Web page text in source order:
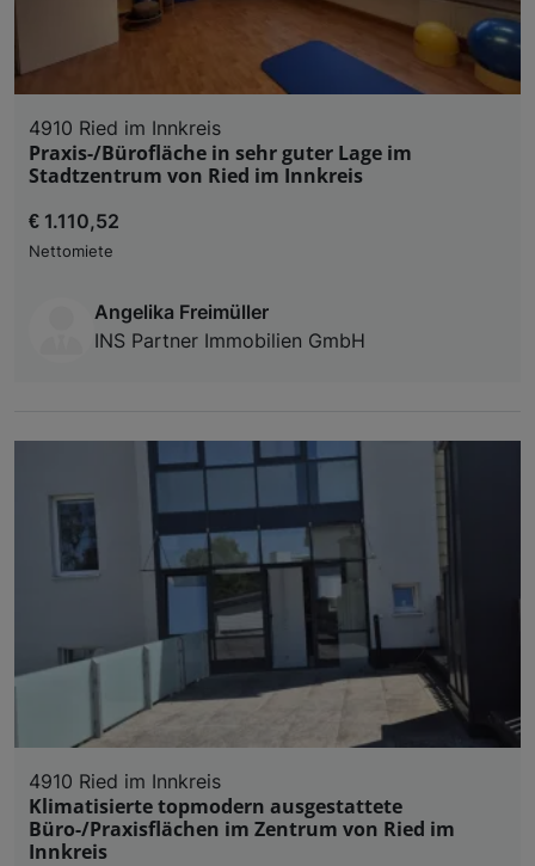
4910 Ried im Innkreis
Praxis-/Bürofläche in sehr guter Lage im
Stadtzentrum von Ried im Innkreis
€ 1.110,52
Nettomiete
Angelika Freimüller
INS Partner Immobilien GmbH
4910 Ried im Innkreis
Klimatisierte topmodern ausgestattete
Büro-/Praxisflächen im Zentrum von Ried im
Innkreis